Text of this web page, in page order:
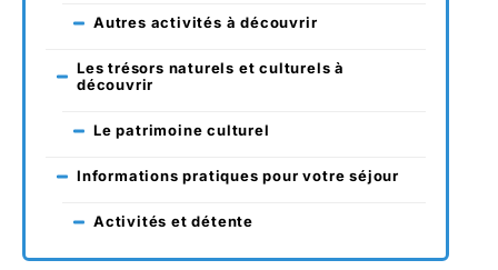
Autres activités à découvrir
Les trésors naturels et culturels à
découvrir
Le patrimoine culturel
Informations pratiques pour votre séjour
Activités et détente